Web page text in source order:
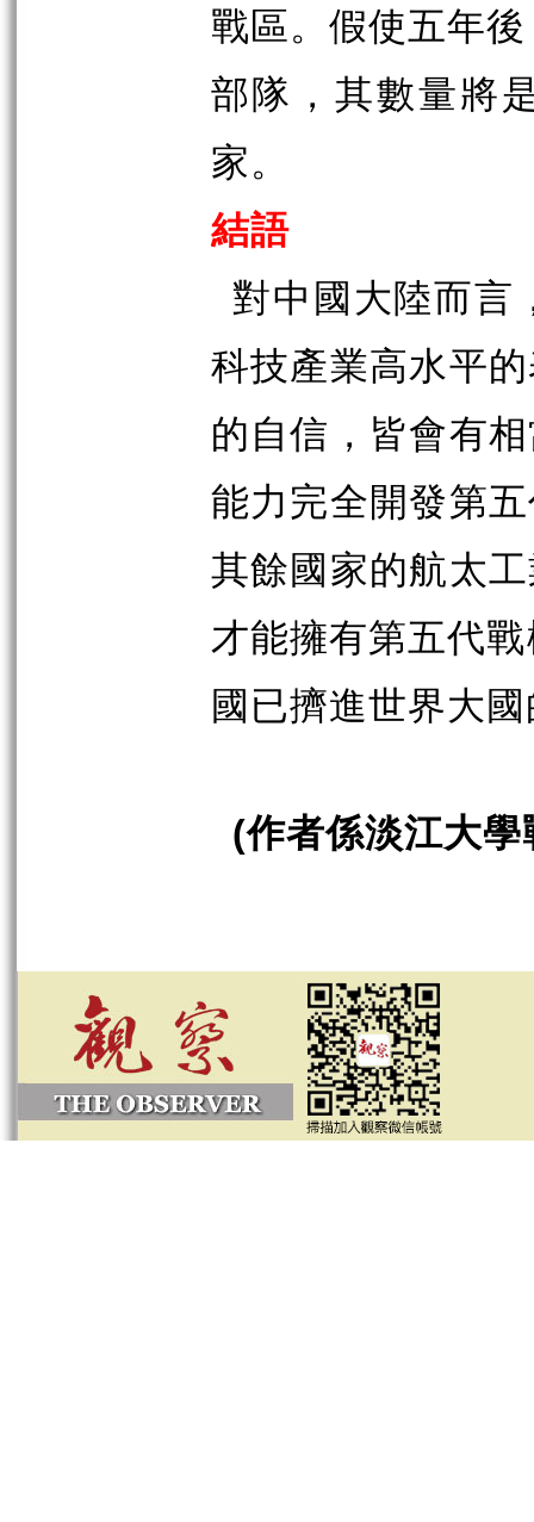
戰區。假使五年
部隊，其數量將
家。
結語
對中國大陸而言
科技產業高水平
的自信，皆會有
能力完全開發第
其餘國家的航太
才能擁有第五代
國已擠進世界大
(作者係淡江大